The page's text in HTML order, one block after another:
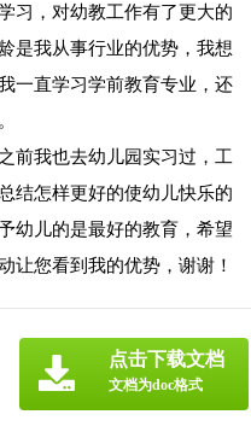
习，对幼教工作有了更大的
是我从事行业的优势，我想
一直学习学前教育专业，还
前我也去幼儿园实习过，工
结怎样更好的使幼儿快乐的
幼儿的是最好的教育，希望
让您看到我的优势，谢谢！
点击下载文档
文档为doc格式